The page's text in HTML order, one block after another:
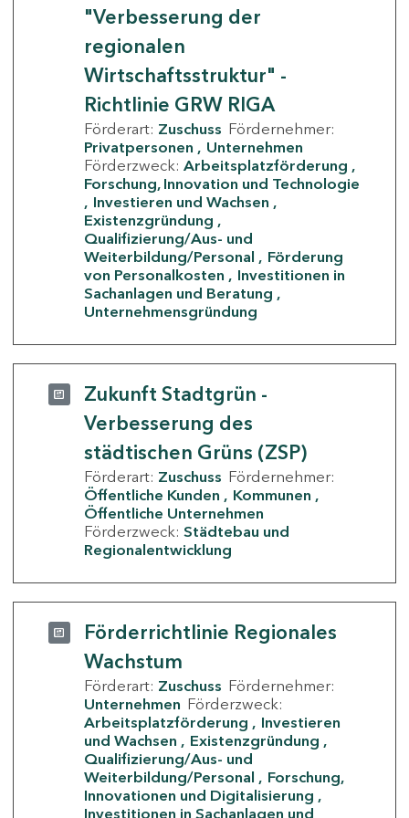
"Verbesserung der
regionalen
Wirtschaftsstruktur" -
Richtlinie GRW RIGA
Förderart: Zuschuss Fördernehmer:
Privatpersonen
Unternehmen
Förderzweck: Arbeitsplatzförderung
Forschung, Innovation und Technologie
Investieren und Wachsen
Existenzgründung
Qualifizierung/Aus- und
Weiterbildung/Personal
Förderung
von Personalkosten
Investitionen in
Sachanlagen und Beratung
Unternehmensgründung
Zukunft Stadtgrün -
Verbesserung des
städtischen Grüns (ZSP)
Förderart: Zuschuss Fördernehmer:
Öffentliche Kunden
Kommunen
Öffentliche Unternehmen
Förderzweck: Städtebau und
Regionalentwicklung
Förderrichtlinie Regionales
Wachstum
Förderart: Zuschuss Fördernehmer:
Unternehmen Förderzweck:
Arbeitsplatzförderung
Investieren
und Wachsen
Existenzgründung
Qualifizierung/Aus- und
Weiterbildung/Personal
Forschung,
Innovationen und Digitalisierung
Investitionen in Sachanlagen und